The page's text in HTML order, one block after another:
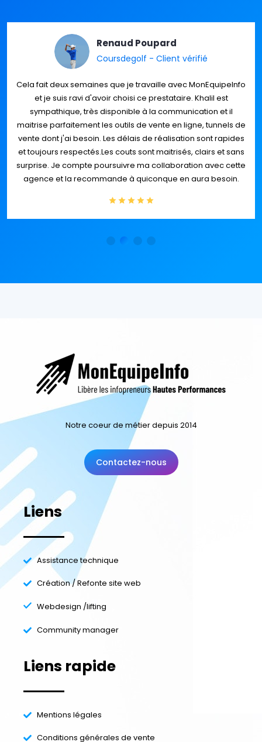
Renaud Poupard
Coursdegolf - Client vérifié
Cela fait deux semaines que je travaille avec MonEquipeInfo
et je suis ravi d'avoir choisi ce prestataire. Khalil est
sympathique, très disponible à la communication et il
maitrise parfaitement les outils de vente en ligne, tunnels de
vente dont j'ai besoin. Les délais de réalisation sont rapides
et toujours respectés.Les couts sont maitrisés, clairs et sans
surprise. Je compte poursuivre ma collaboration avec cette
agence et la recommande à quiconque en aura besoin.
Notre coeur de métier depuis 2014
Contactez-nous
Liens
Assistance technique
Création / Refonte site web
Webdesign /lifting
Community manager
Liens rapide
Mentions légales
Conditions générales de vente